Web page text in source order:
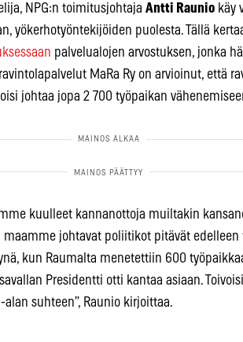
NPG:n toimitusjohtaja Antti Raunio käy
yökerhotyöntekijöiden puolesta. Tällä
palvelualojen arvostuksen, jonka
MaRa Ry on arvioinut, että
johtaa jopa 2 700 työpaikan
kuulleet kannanottoja muiltakin
maamme johtavat poliitikot pitävät edelleen
kun Raumalta menetettiin 600
Presidentti otti kantaa asiaan.
suhteen”, Raunio kirjoittaa.